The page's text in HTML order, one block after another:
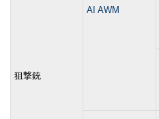
狙撃銃
AI AWM